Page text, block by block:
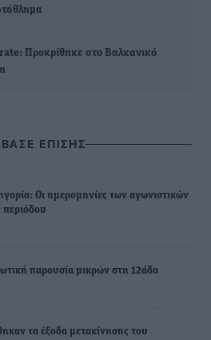
Προκρίθηκε στο Βαλκανικό
ΕΠΙΣΗΣ
Οι ημερομηνίες των αγωνιστικών
περιόδου
παρουσία μικρών στη 12άδα
τα έξοδα μετακίνησης του